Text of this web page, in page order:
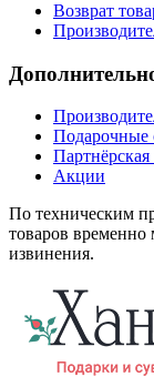
Возврат
Подарочные
Акции
По техническим
товаров
извинения.